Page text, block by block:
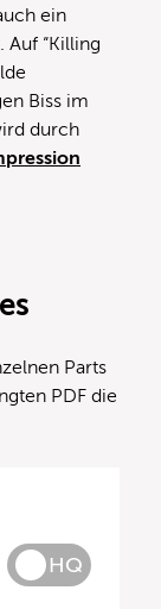
ein
Auf “Killing
Biss im
durch
Parts
PDF die
HQ